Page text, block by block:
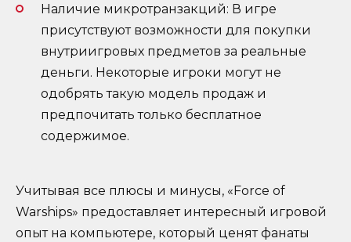
Наличие микротранзакций: В игре
присутствуют возможности для покупки
внутриигровых предметов за реальные
деньги. Некоторые игроки могут не
одобрять такую модель продаж и
предпочитать только бесплатное
содержимое.
Учитывая все плюсы и минусы, «Force of
Warships» предоставляет интересный игровой
опыт на компьютере, который ценят фанаты